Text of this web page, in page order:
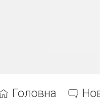
Головна